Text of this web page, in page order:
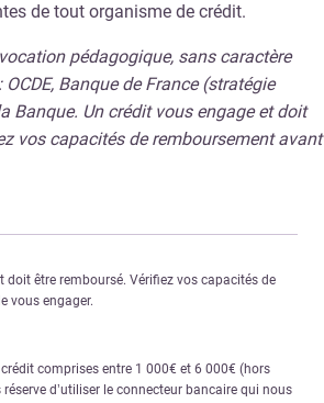
de tout organisme de crédit.
pédagogique, sans caractère
Banque de France (stratégie
Banque. Un crédit vous engage et doit
vos capacités de remboursement avant
doit être remboursé. Vérifiez vos capacités de
vous engager.
comprises entre 1 000€ et 6 000€ (hors
d’utiliser le connecteur bancaire qui nous